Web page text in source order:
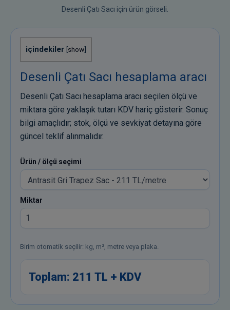
Desenli Çatı Sacı için ürün görseli.
içindekiler [show]
Desenli Çatı Sacı hesaplama aracı
Desenli Çatı Sacı hesaplama aracı seçilen ölçü ve
miktara göre yaklaşık tutarı KDV hariç gösterir. Sonuç
bilgi amaçlıdır; stok, ölçü ve sevkiyat detayına göre
güncel teklif alınmalıdır.
Ürün / ölçü seçimi
Miktar
Birim otomatik seçilir: kg, m², metre veya plaka.
Toplam: 211 TL + KDV